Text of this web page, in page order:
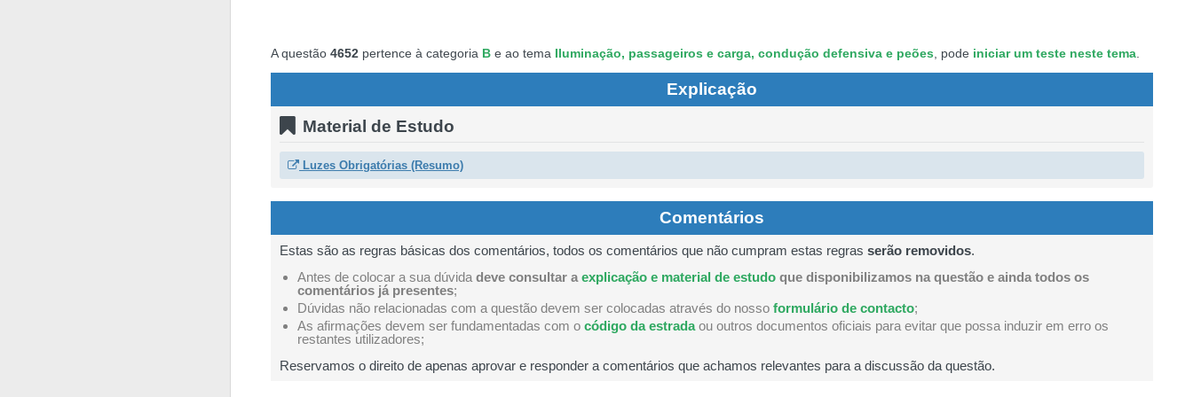
Ajuda Consulte a ajuda se tiver dúvidas relacionadas com a plataforma.
Veja os temas onde tem mais dificuldades no seu perfil.
Saiba no seu perfil se já está preparado para ir a exame.
A questão 4652 pertence à categoria B e ao tema Iluminação, passageiros e carga, condução defensiva e peões , pode iniciar um teste neste tema
Explicação
Material de Estudo
Luzes Obrigatórias (Resumo)
Comentários
Estas são as regras básicas dos comentários, todos os comentários que não cumpram estas regras serão removidos.
Antes de colocar a sua dúvida deve consultar a explicação e material de estudo que disponibilizamos na questão e ainda todos os
comentários já presentes;
Dúvidas não relacionadas com a questão devem ser colocadas através do nosso formulário de contacto;
As afirmações devem ser fundamentadas com o código da estradaou outros documentos oficiais para evitar que possa induzir em erro os
restantes utilizadores;
Reservamos o direito de apenas aprovar e responder a comentários que achamos relevantes para a discussão da questão.